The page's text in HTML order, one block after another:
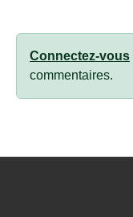
Connectez-vous
commentaires.